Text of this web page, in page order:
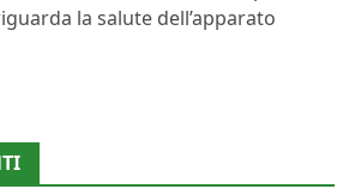
la salute dell’apparato